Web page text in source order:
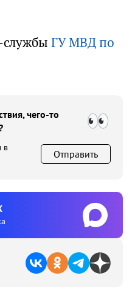
службы ГУ МВД по
чего-то
в
Отправить